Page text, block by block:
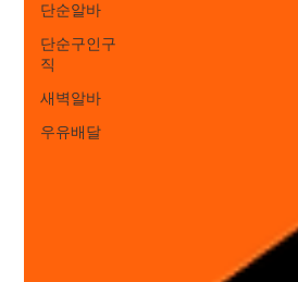
단순알바
단순구인구
직
새벽알바
우유배달